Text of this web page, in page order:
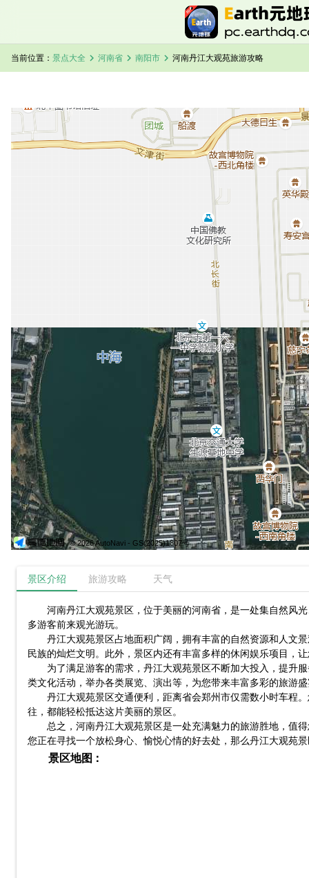
当前位置： 景点大全 chevron_right 河南省 chevron_right 南阳市 chevron_right 河南丹江大观苑旅游攻略
河南丹江大观苑卫星地图 加载中，请稍候...
© 2026 AutoNavi - GS(2025)1807号
景区介绍 旅游攻略 天气
河南丹江大观苑景区，位于美丽的河南省，是一处集自然风
多游客前来观光游玩。
丹江大观苑景区占地面积广阔，拥有丰富的自然资源和人文
民族的灿烂文明。此外，景区内还有丰富多样的休闲娱乐项目，
为了满足游客的需求，丹江大观苑景区不断加大投入，提升
类文化活动，举办各类展览、演出等，为您带来丰富多彩的旅游
丹江大观苑景区交通便利，距离省会郑州市仅需数小时车程
往，都能轻松抵达这片美丽的景区。
总之，河南丹江大观苑景区是一处充满魅力的旅游胜地，值
您正在寻找一个放松身心、愉悦心情的好去处，那么丹江大观苑
景区地图：